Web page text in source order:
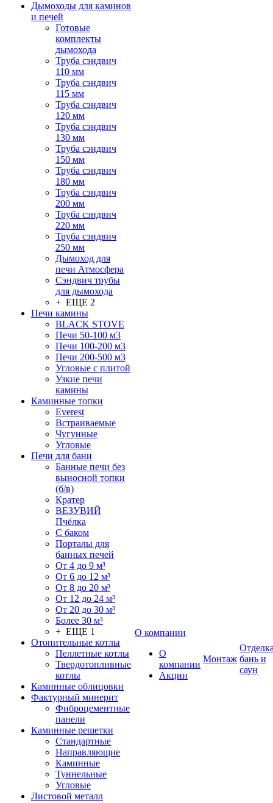
Дымоходы для каминов
и печей
Готовые
комплекты
дымохода
Труба сэндвич
110 мм
Труба сэндвич
115 мм
Труба сэндвич
120 мм
Труба сэндвич
130 мм
Труба сэндвич
150 мм
Труба сэндвич
180 мм
Труба сэндвич
200 мм
Труба сэндвич
220 мм
Труба сэндвич
250 мм
Дымоход для
печи Атмосфера
Сэндвич трубы
для дымохода
+ ЕЩЕ 2
Печи камины
BLACK STOVE
Печи 50-100 м3
Печи 100-200 м3
Печи 200-500 м3
Угловые с плитой
Узкие печи
камины
Каминные топки
Everest
Встраиваемые
Чугунные
Угловые
Печи для бани
Банные печи без
выносной топки
(б/в)
Кратер
ВЕЗУВИЙ
Пчёлка
С баком
Порталы для
банных печей
От 4 до 9 м³
От 6 до 12 м³
От 8 до 20 м³
От 12 до 24 м³
От 20 до 30 м³
Более 30 м³
+ ЕЩЕ 1
Отопительные котлы
Пеллетные котлы
Твердотопливные
котлы
Каминные облицовки
Фактурный минерит
Фиброцементные
панели
Каминные решетки
Стандартные
Направляющие
Каминные
Туннельные
Угловые
Листовой металл
О компании
О
компании
Акции
Монтаж бань и
саун